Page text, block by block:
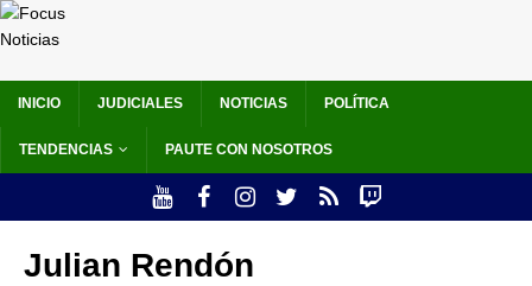
INICIO JUDICIALES NOTICIAS POLÍTICA
TENDENCIAS PAUTE CON NOSOTROS
Julian Rendón